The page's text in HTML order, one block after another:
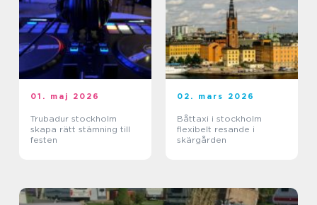
01. maj 2026
Trubadur stockholm
skapa rätt stämning till
festen
02. mars 2026
Båttaxi i stockholm
flexibelt resande i
skärgården